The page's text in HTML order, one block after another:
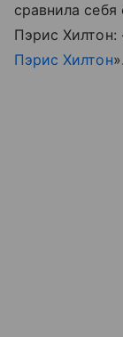
сравнила
Пэрис Хилтон:
Пэрис Хилтон».